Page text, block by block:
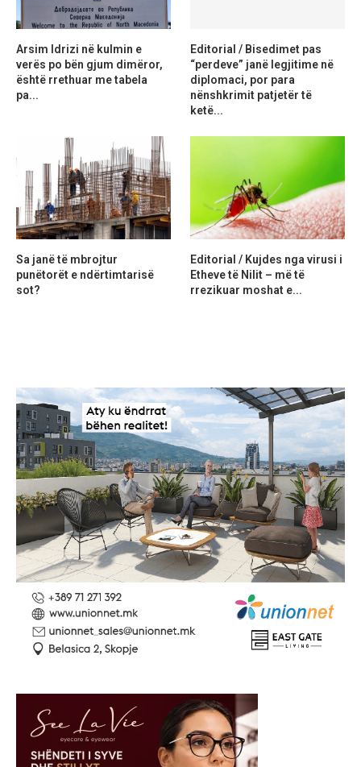
Arsim Idrizi në kulmin e
verës po bën gjum dimëror,
është rrethuar me tabela
pa...
Editorial / Bisedimet pas
“perdeve” janë legjitime në
diplomaci, por para
nënshkrimit patjetër të
ketë...
Sa janë të mbrojtur
punëtorët e ndërtimtarisë
sot?
Editorial / Kujdes nga virusi i
Etheve të Nilit – më të
rrezikuar moshat e...